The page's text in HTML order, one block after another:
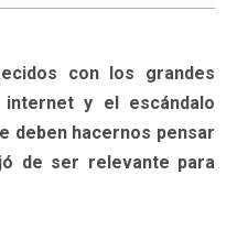
con los grandes
y el escándalo
deben hacernos pensar
de ser relevante para